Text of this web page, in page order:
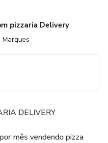
pizzaria Delivery
DELIVERY
mês vendendo pizza